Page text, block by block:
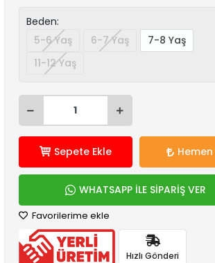
Beden:
5-6 Yaş
6-7 Yaş
7-8 Yaş
11-12 Yaş
Sepete Ekle Hemen
WHATSAPP İLE SİPARİŞ VER
Favorilerime ekle
Hızlı Gönderi